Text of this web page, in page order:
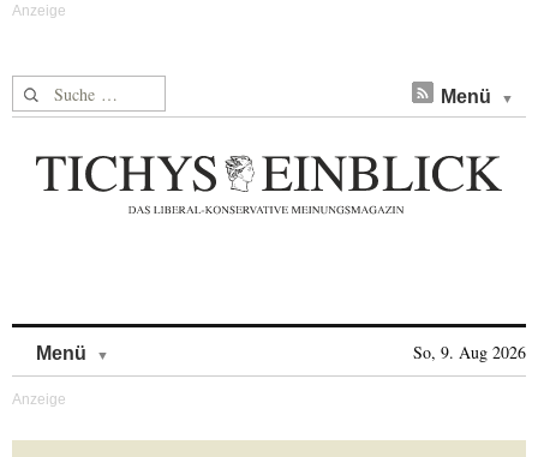
Suche nach: Menü
Menü So, 9. Aug 2026